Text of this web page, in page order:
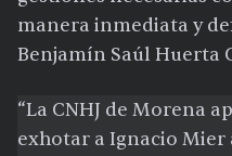
manera inmediata y
Benjamín Saúl Huerta
“La CNHJ de Morena
exhotar a Ignacio Mier